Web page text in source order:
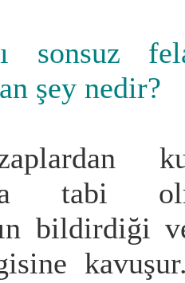
sonsuz
şey nedir?
tabi
bildirdiği